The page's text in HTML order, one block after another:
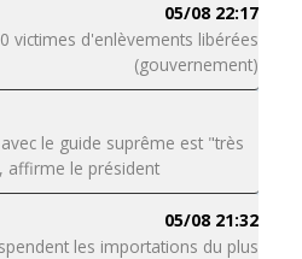
05/08 22:17
victimes d'enlèvements libérées
(gouvernement)
le guide suprême est "très
affirme le président
05/08 21:32
les importations du plus